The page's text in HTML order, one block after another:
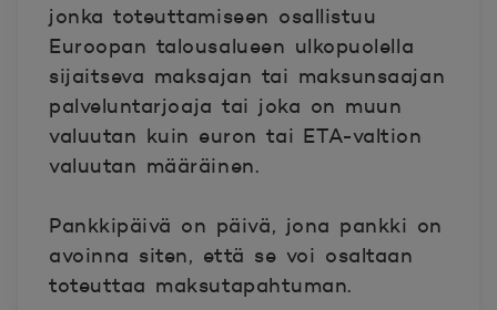
jonka toteuttamiseen osallistuu
Euroopan talousalueen ulkopuolella
sijaitseva maksajan tai maksunsaajan
palveluntarjoaja tai joka on muun
valuutan kuin euron tai ETA-valtion
valuutan määräinen.
Pankkipäivä on päivä, jona pankki on
avoinna siten, että se voi osaltaan
toteuttaa maksutapahtuman.